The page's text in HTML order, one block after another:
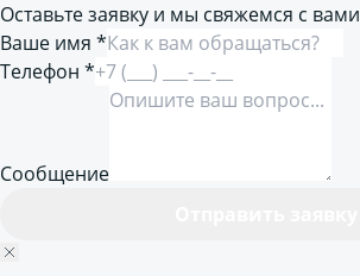
Оставьте заявку и мы свяжемся с вами
Ваше имя *
Телефон *
Сообщение